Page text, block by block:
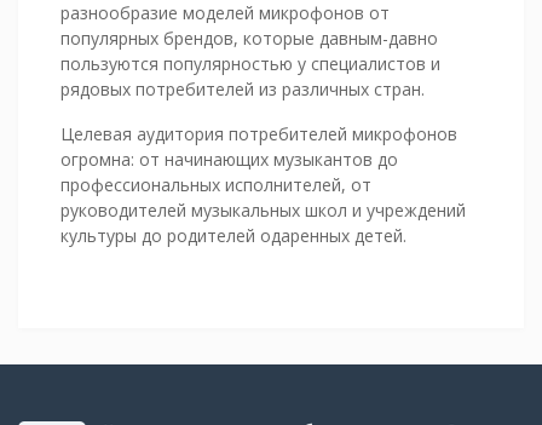
разнообразие моделей микрофонов от
популярных брендов, которые давным-давно
пользуются популярностью у специалистов и
рядовых потребителей из различных стран.
Целевая аудитория потребителей микрофонов
огромна: от начинающих музыкантов до
профессиональных исполнителей, от
руководителей музыкальных школ и учреждений
культуры до родителей одаренных детей.